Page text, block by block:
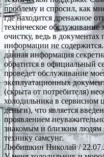
проблему и спросил, как
где находится дренажное
техническое обслуживание
очистку, ведь в
информации не содержится.
данная информация
обратится в официальный
проведет обслуживание
эксплуатационных
(скрыта от потребителя)
холодильника в сервисном
деньги), что является
проявлением
знакомым и близким людям
технику самсунг.
Любишкин Николай/